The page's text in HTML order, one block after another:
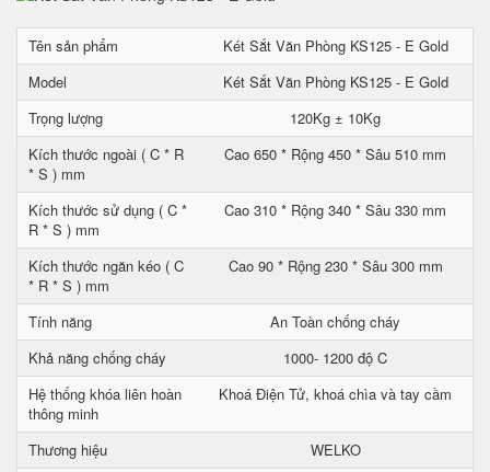
Tên sản phẩm
Két Sắt Văn Phòng KS125 - E Gold
Model
Két Sắt Văn Phòng KS125 - E Gold
Trọng lượng
120Kg ± 10Kg
Kích thước ngoài ( C * R
* S ) mm
Cao 650 * Rộng 450 * Sâu 510 mm
Kích thước sử dụng ( C *
R * S ) mm
Cao 310 * Rộng 340 * Sâu 330 mm
Kích thước ngăn kéo ( C
* R * S ) mm
Cao 90 * Rộng 230 * Sâu 300 mm
Tính năng
An Toàn chống cháy
Khả năng chống cháy
1000- 1200 độ C
Hệ thống khóa liên hoàn
thông minh
Khoá Điện Tử, khoá chìa và tay cầm
Thương hiệu WELKO